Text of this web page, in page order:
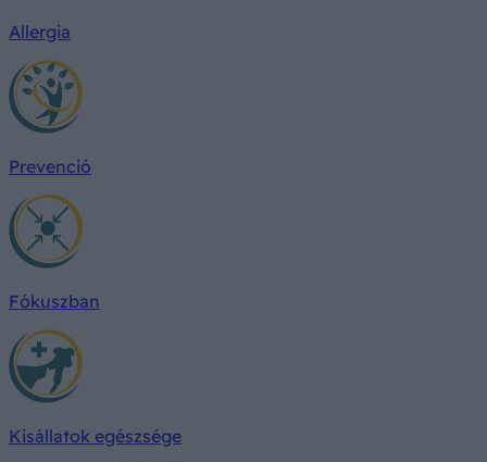
Allergia
Prevenció
Fókuszban
Kisállatok egészsége